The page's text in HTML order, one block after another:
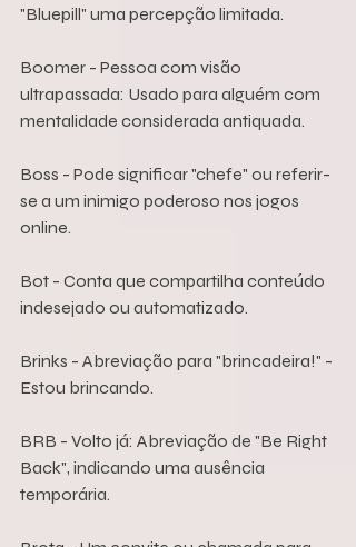
"Bluepill" uma percepção limitada.
Boomer - Pessoa com visão
ultrapassada: Usado para alguém com
mentalidade considerada antiquada.
Boss - Pode significar "chefe" ou referir-
se a um inimigo poderoso nos jogos
online.
Bot - Conta que compartilha conteúdo
indesejado ou automatizado.
Brinks - Abreviação para "brincadeira!" -
Estou brincando.
BRB - Volto já: Abreviação de "Be Right
Back", indicando uma ausência
temporária.